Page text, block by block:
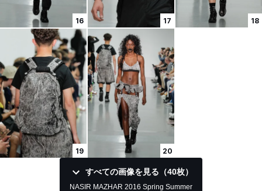
16 17 18
19 20
すべての画像を見る（40枚）
NASIR MAZHAR 2016 Spring Summer